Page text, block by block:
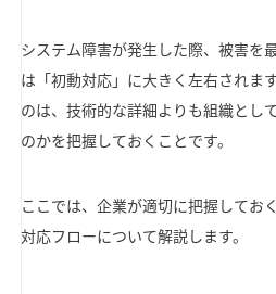
システム障害が発生した際、被害を
は「初動対応」に大きく左右されま
のは、技術的な詳細よりも組織とし
のかを把握しておくことです。
ここでは、企業が適切に把握してお
対応フローについて解説します。